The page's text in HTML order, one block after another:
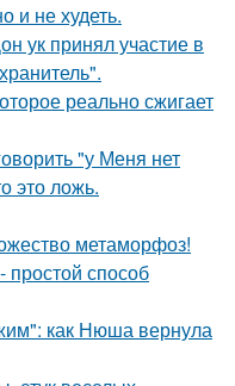
и не худеть.
ук принял участие в
реально сжигает
"у Меня нет
это ложь.
метаморфоз!
способ
как Нюша вернула